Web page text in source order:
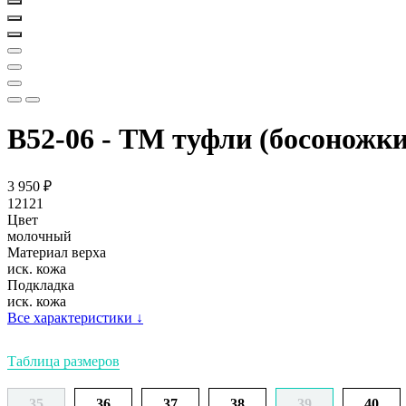
В52-06 - ТМ туфли
3 950 ₽
12121
Цвет
молочный
Материал верха
иск. кожа
Подкладка
иск. кожа
Все характеристики ↓
Таблица размеров